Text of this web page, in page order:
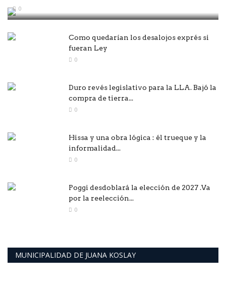
0
Como quedarían los desalojos exprés si
fueran Ley
0
Duro revés legislativo para la LLA. Bajó la
compra de tierra...
0
Hissa y una obra lógica : él trueque y la
informalidad...
0
Poggi desdoblará la elección de 2027 .Va
por la reelección...
0
MUNICIPALIDAD DE JUANA KOSLAY